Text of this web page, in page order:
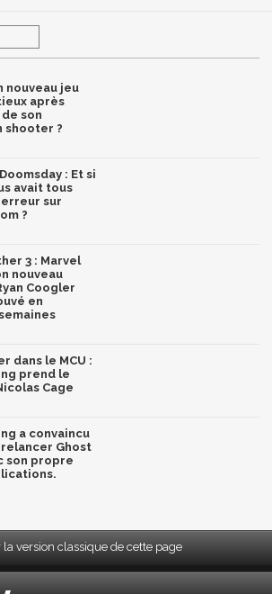
nouveau jeu
après
son
shooter ?
: Et si
avait tous
sur
?
3 : Marvel
nouveau
Coogler
en
dans le MCU :
prend le
Cage
a convaincu
Ghost
son propre
la version classique de cette page